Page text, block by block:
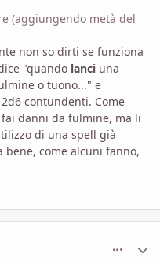
(aggiungendo metà del
non so dirti se funziona
"quando lanci una
o tuono..." e
contundenti. Come
danni da fulmine, ma li
di una spell già
bene, come alcuni fanno,